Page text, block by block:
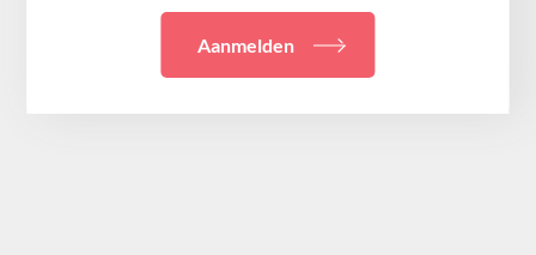
Tarieven
Over ons
Aanmelden